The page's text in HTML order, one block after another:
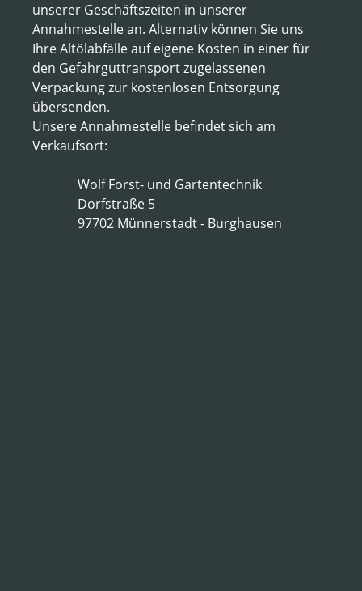
unserer Geschäftszeiten in unserer
Annahmestelle an. Alternativ können Sie uns
Ihre Altölabfälle auf eigene Kosten in einer für
den Gefahrguttransport zugelassenen
Verpackung zur kostenlosen Entsorgung
übersenden.
Unsere Annahmestelle befindet sich am
Verkaufsort:
Wolf Forst- und Gartentechnik
Dorfstraße 5
97702 Münnerstadt - Burghausen